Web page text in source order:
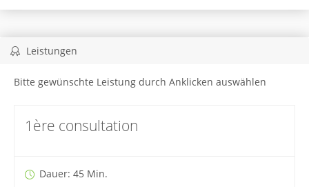
Leistungen
Bitte gewünschte Leistung durch Anklicken auswählen
1ère consultation
Dauer: 45 Min.